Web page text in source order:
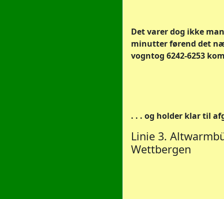
Det varer dog ikke
minutter førend det
vogntog 6242-6253
. . . og holder klar til
Linie 3.
Wettbergen